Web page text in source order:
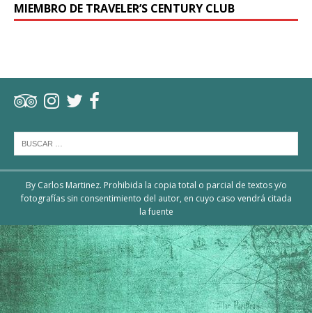
MIEMBRO DE TRAVELER’S CENTURY CLUB
By Carlos Martinez. Prohibida la copia total o parcial de textos y/o
fotografías sin consentimiento del autor, en cuyo caso vendrá citada
la fuente